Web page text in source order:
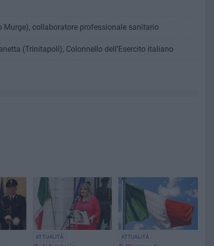
Murge), collaboratore professionale sanitario
(Trinitapoli), Colonnello dell'Esercito italiano
ATTUALITÀ ATTUALITÀ